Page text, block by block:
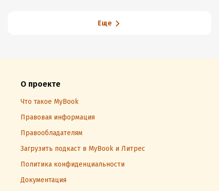
Еще
О проекте
Что такое MyBook
Правовая информация
Правообладателям
Загрузить подкаст в MyBook и Литрес
Политика конфиденциальности
Документация